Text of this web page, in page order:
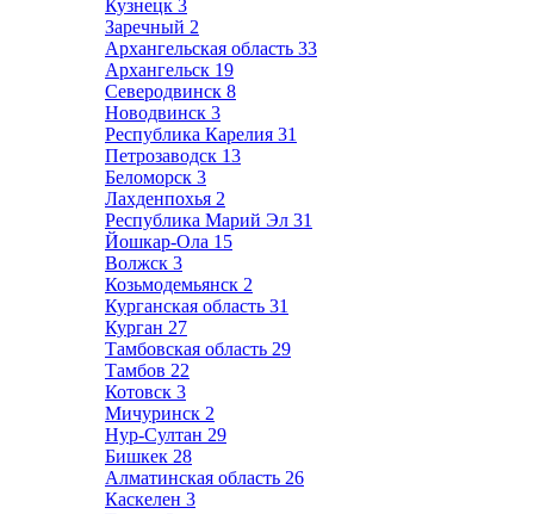
Кузнецк 3
Заречный 2
Архангельская область 33
Архангельск 19
Северодвинск 8
Новодвинск 3
Республика Карелия 31
Петрозаводск 13
Беломорск 3
Лахденпохья 2
Республика Марий Эл 31
Йошкар-Ола 15
Волжск 3
Козьмодемьянск 2
Курганская область 31
Курган 27
Тамбовская область 29
Тамбов 22
Котовск 3
Мичуринск 2
Нур-Султан 29
Бишкек 28
Алматинская область 26
Каскелен 3